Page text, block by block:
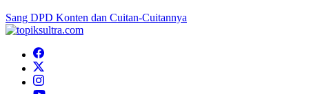
Sang DPD Konten dan Cuitan-Cuitannya